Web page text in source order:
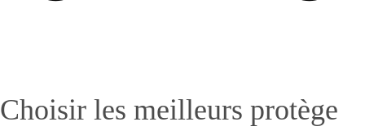
Choisir les meilleurs protège